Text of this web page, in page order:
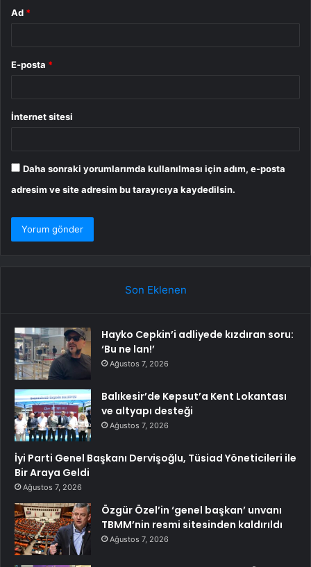
Ad *
E-posta *
İnternet sitesi
Daha sonraki yorumlarımda kullanılması için adım, e-posta
adresim ve site adresim bu tarayıcıya kaydedilsin.
Son Eklenen
Hayko Cepkin’i adliyede kızdıran soru:
‘Bu ne lan!’
Ağustos 7, 2026
Balıkesir’de Kepsut’a Kent Lokantası
ve altyapı desteği
Ağustos 7, 2026
İyi Parti Genel Başkanı Dervişoğlu, Tüsiad Yöneticileri ile
Bir Araya Geldi
Ağustos 7, 2026
Özgür Özel’in ‘genel başkan’ unvanı
TBMM’nin resmi sitesinden kaldırıldı
Ağustos 7, 2026